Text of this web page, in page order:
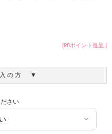
[98ポイント進呈 ]
の方 ▼
さい